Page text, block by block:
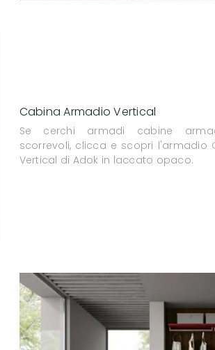
Cabina Armadio Vertical
Se cerchi armadi cabine
scorrevoli, clicca e scopri l'armadio
Vertical di Adok in laccato opaco.